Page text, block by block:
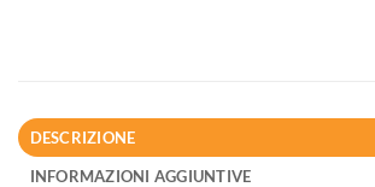
DESCRIZIONE
INFORMAZIONI AGGIUNTIVE